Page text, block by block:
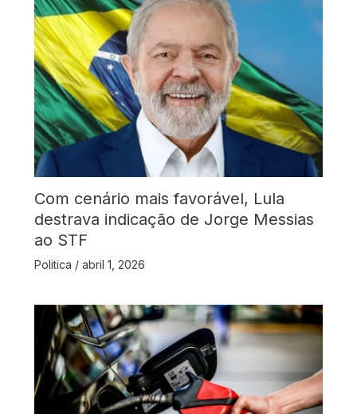
Com cenário mais favorável, Lula
destrava indicação de Jorge Messias
ao STF
Politica / abril 1, 2026